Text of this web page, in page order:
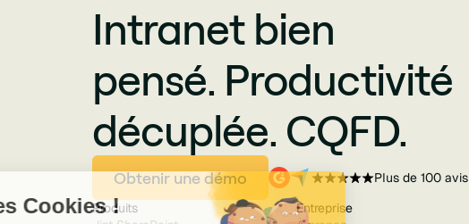
Intranet bien
pensé. Productivité
décuplée. CQFD.
Obtenir une démo Plus de 100 avis
Produits
Entreprise